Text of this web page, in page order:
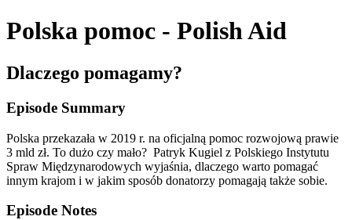
Polska pomoc - Polish Aid
Dlaczego pomagamy?
Episode Summary
Polska przekazała w 2019 r. na oficjalną pomoc rozwojową prawie
3 mld zł. To dużo czy mało? Patryk Kugiel z Polskiego Instytutu
Spraw Międzynarodowych wyjaśnia, dlaczego warto pomagać
innym krajom i w jakim sposób donatorzy pomagają także sobie.
Episode Notes